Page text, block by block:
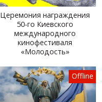
Церемония награждения
50-го Киевского
международного
кинофестиваля
«Молодость»
Offline